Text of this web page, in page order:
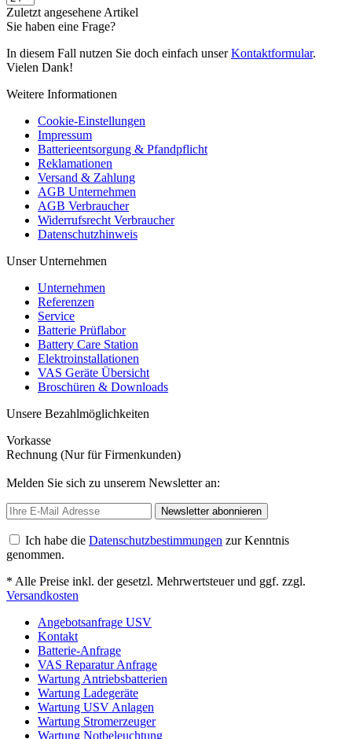
Zuletzt angesehene Artikel
Sie haben eine Frage?
In diesem Fall nutzen Sie doch einfach unserKontaktformular.
Vielen Dank!
Weitere Informationen
Cookie-Einstellungen
Impressum
Batterieentsorgung & Pfandpflicht
Reklamationen
Versand & Zahlung
AGB Unternehmen
AGB Verbraucher
Widerrufsrecht Verbraucher
Datenschutzhinweis
Unser Unternehmen
Unternehmen
Referenzen
Service
Batterie Prüflabor
Battery Care Station
Elektroinstallationen
VAS Geräte Übersicht
Broschüren & Downloads
Unsere Bezahlmöglichkeiten
Vorkasse
Rechnung (Nur für Firmenkunden)
Melden Sie sich zu unserem Newsletter an:
Newsletter abonnieren
Ich habe die Datenschutzbestimmungen zur Kenntnis
genommen.
* Alle Preise inkl. der gesetzl. Mehrwertsteuer und ggf. zzgl.
Versandkosten
Angebotsanfrage USV
Kontakt
Batterie-Anfrage
VAS Reparatur Anfrage
Wartung Antriebsbatterien
Wartung Ladegeräte
Wartung USV Anlagen
Wartung Stromerzeuger
Wartung Notbeleuchtung